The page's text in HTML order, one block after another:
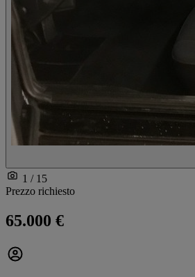
1 / 15
Prezzo richiesto
65.000 €